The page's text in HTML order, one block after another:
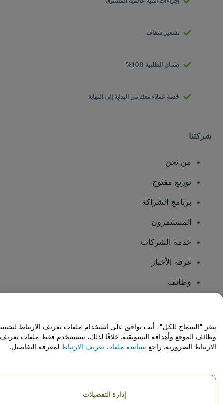
تسعير شفاف
ضمان الطلبية 100%
خدمة عملاء معك من البداية إلى النهاية
شركتنا
من نحن
توزيع مفتوح
برنامج الشراكة
المستثمرون
خدمة الشركات
غرفة الأخبار
وظائف
مركز المساعدة / اتصل بنا
حقوق النشر © شركة فياجوجو المحدودة 2026
تفاصيل الشركة
بنقر "السماح للكل"، أنت توافق على استخدام ملفات تعريف الارتباط
وظائف الموقع وأهدافه التسويقية. خلافًا لذلك، سنستخدم فقط ملفات تعريف
الارتباط الضرورية. راجع سياسة ملفات تعريف الارتباط لمعرفة التفاصيل.
إدارة التفضيلات